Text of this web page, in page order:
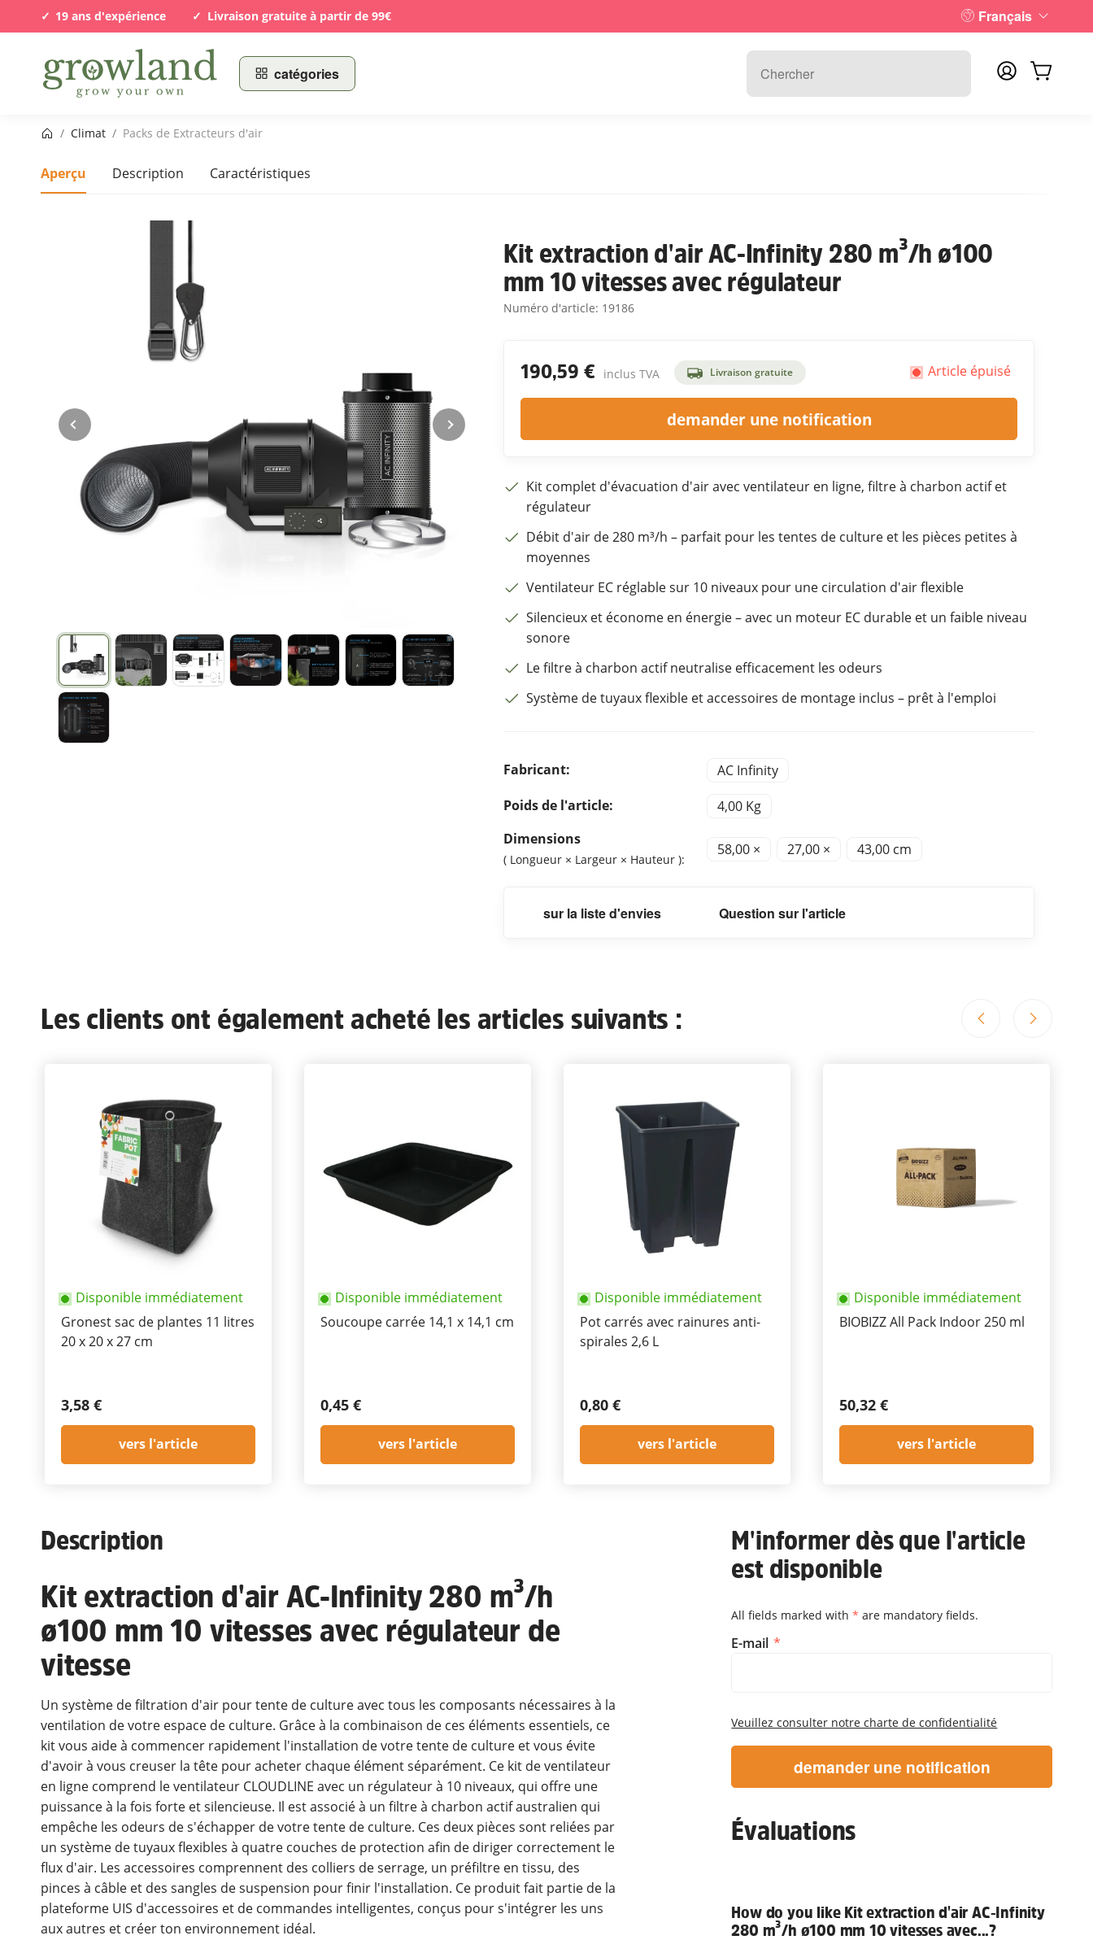
19 ans d'expérience Livraison gratuite à partir de 99€ Français
catégories
Page d’accueil
/ Climat / Packs de Extracteurs d'air
Aperçu Description Caractéristiques
Kit extraction d'air AC-Infinity 280 m³/h ø100
mm 10 vitesses avec régulateur
Numéro d'article: 19186
190,59 € inclus TVA Livraison gratuite Article épuisé
demander une notification
Kit complet d'évacuation d'air avec ventilateur en ligne, filtre à charbon actif et
régulateur
Débit d'air de 280 m³/h – parfait pour les tentes de culture et les pièces petites à
moyennes
Ventilateur EC réglable sur 10 niveaux pour une circulation d'air flexible
Silencieux et économe en énergie – avec un moteur EC durable et un faible niveau
sonore
Le filtre à charbon actif neutralise efficacement les odeurs
Système de tuyaux flexible et accessoires de montage inclus – prêt à l'emploi
Fabricant:
AC Infinity
Poids de l'article:
4,00 Kg
Dimensions
( Longueur × Largeur × Hauteur ):
58,00 × 27,00 × 43,00 cm
sur la liste d'envies Question sur l'article
Les clients ont également acheté les articles suivants :
Disponible immédiatement
Gronest sac de plantes 11 litres
20 x 20 x 27 cm
3,58 €
vers l'article
Disponible immédiatement
Soucoupe carrée 14,1 x 14,1 cm
0,45 €
vers l'article
Disponible immédiatement
Pot carrés avec rainures anti-
spirales 2,6 L
0,80 €
vers l'article
Disponible immédiatement
BIOBIZZ All Pack Indoor 250 ml
50,32 €
vers l'article
Description
Kit extraction d'air AC-Infinity 280 m³/h
ø100 mm 10 vitesses avec régulateur de
vitesse
Un système de filtration d'air pour tente de culture avec tous les composants nécessaires à la
ventilation de votre espace de culture. Grâce à la combinaison de ces éléments essentiels, ce
kit vous aide à commencer rapidement l'installation de votre tente de culture et vous évite
d'avoir à vous creuser la tête pour acheter chaque élément séparément. Ce kit de ventilateur
en ligne comprend le ventilateur CLOUDLINE avec un régulateur à 10 niveaux, qui offre une
puissance à la fois forte et silencieuse. Il est associé à un filtre à charbon actif australien qui
empêche les odeurs de s'échapper de votre tente de culture. Ces deux pièces sont reliées par
un système de tuyaux flexibles à quatre couches de protection afin de diriger correctement le
flux d'air. Les accessoires comprennent des colliers de serrage, un préfiltre en tissu, des
pinces à câble et des sangles de suspension pour finir l'installation. Ce produit fait partie de la
plateforme UIS d'accessoires et de commandes intelligentes, conçus pour s'intégrer les uns
aux autres et créer ton environnement idéal.
M'informer dès que l'article
est disponible
M'informer dès que l'article
All fields marked with* are mandatory fields.
E-mail
Veuillez consulter notre charte de confidentialité
demander une notification
Évaluations
How do you like Kit extraction d'air AC-Infinity
280 m³/h ø100 mm 10 vitesses avec...?